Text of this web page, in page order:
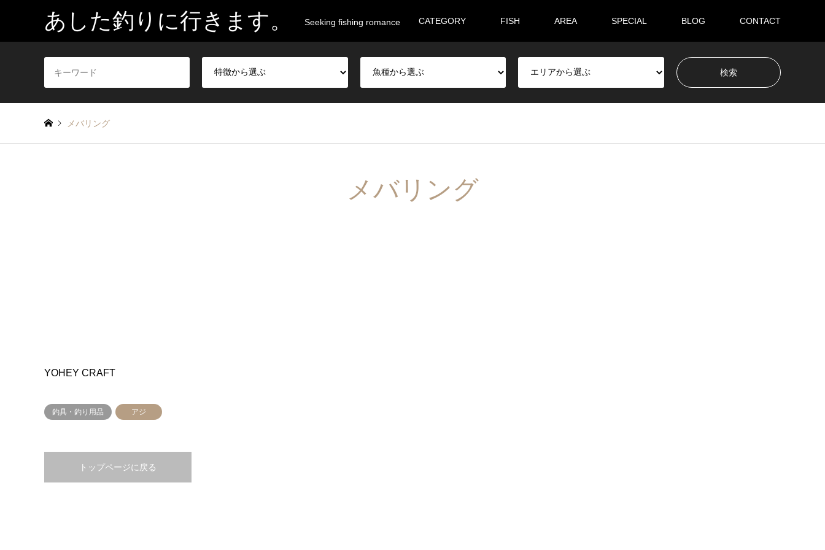
あした釣りに行きます。 Seeking fishing romance CATEGORY FISH AREA SPECIAL BLOG CONTACT
メバリング
メバリング
YOHEY CRAFT
釣具・釣り用品 アジ
トップページに戻る